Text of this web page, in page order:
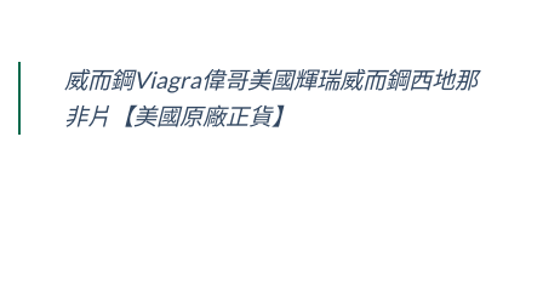
威而鋼Viagra偉哥美國輝瑞威而鋼西地那
非片【美國原廠正貨】